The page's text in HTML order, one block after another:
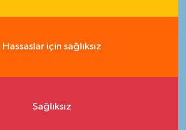
Hassaslar için sağlıksız
Sağlıksız